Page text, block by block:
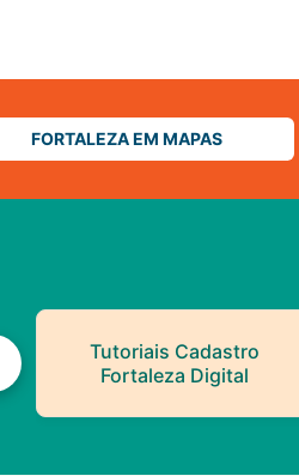
FORTALEZA EM MAPAS
Tutoriais Cadastro
Fortaleza Digital